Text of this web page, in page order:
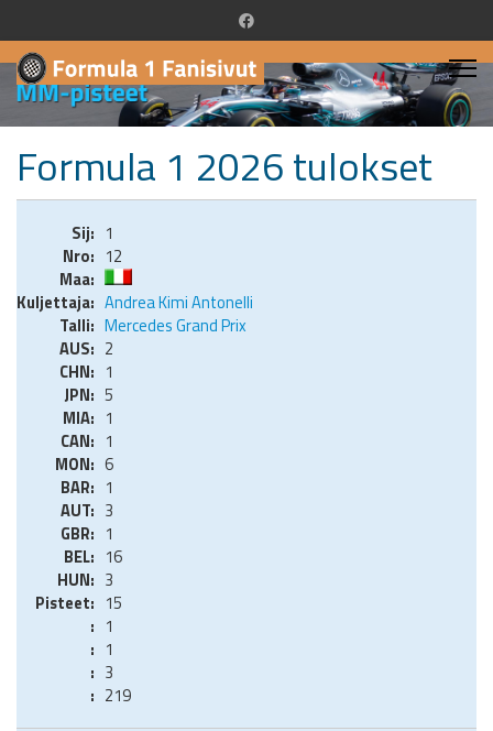
Formula 1 2026 tulokset
1
12
Andrea Kimi Antonelli
Mercedes Grand Prix
2
1
5
1
1
6
1
3
1
16
3
15
1
1
3
219